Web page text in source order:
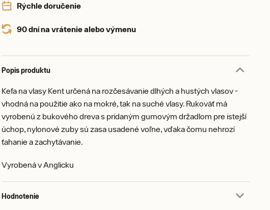
Rýchle doručenie
90 dní na vrátenie alebo výmenu
Popis produktu
Kefa na vlasy Kent určená na rozčesávanie dlhých a hustých vlasov -
vhodná na použitie ako na mokré, tak na suché vlasy. Rukoväť má
vyrobenú z bukového dreva s pridaným gumovým držadlom pre istejší
úchop, nylonové zuby sú zasa usadené voľne, vďaka čomu nehrozí
ťahanie a zachytávanie.
Vyrobená v Anglicku
Hodnotenie